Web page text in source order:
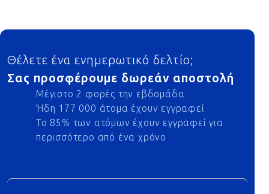
Footer
Θέλετε ένα ενημερωτικό δελτίο;
Σας προσφέρουμε δωρεάν αποστολή
Μέγιστο 2 φορές την εβδομάδα
Ήδη 177 000 άτομα έχουν εγγραφεί
Το 85% των ατόμων έχουν εγγραφεί για
περισσότερο από ένα χρόνο